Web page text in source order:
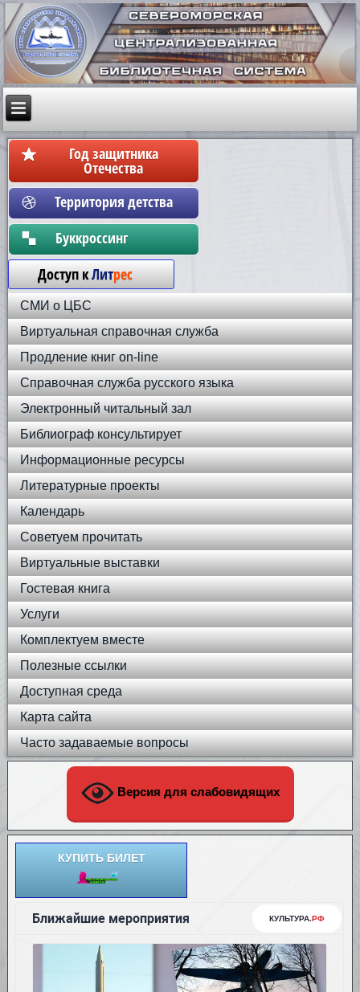
Год защитника
Отечества
Территория детства
Бyккpoccинг
Доступ кЛитрес
СМИ о ЦБС
Виртуальная справочная служба
Продление книг on-line
Справочная служба русского языка
Электронный читальный зал
Библиограф консультирует
Информационные ресурсы
Литературные проекты
Календарь
Советуем прочитать
Виртуальные выставки
Гостевая книга
Услуги
Комплектуем вместе
Полезные ссылки
Доступная среда
Карта сайта
Часто задаваемые вопросы
Версия для слабовидящих
КУПИТЬ БИЛЕТ